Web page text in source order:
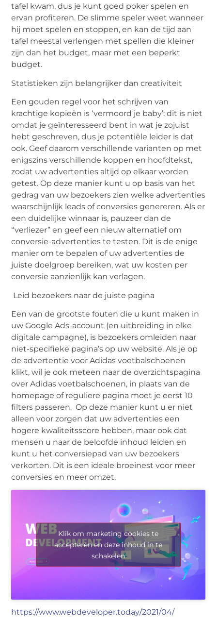
tafel kwam, dus je kunt goed poker spelen en
ervan profiteren. De slimme speler weet wanneer
hij moet spelen en stoppen, en kan de tijd aan
tafel meestal verlengen met spellen die kleiner
zijn dan het budget, maar met een beperkt
budget.
Statistieken zijn belangrijker dan creativiteit
Een gouden regel voor het schrijven van
krachtige kopieën is ‘vermoord je baby’: dit is niet
omdat je geïnteresseerd bent in wat je zojuist
hebt geschreven, dus je potentiële leider is dat
ook. Geef daarom verschillende varianten op met
enigszins verschillende koppen en hoofdtekst,
zodat uw advertenties altijd op elkaar worden
getest. Op deze manier kunt u op basis van het
gedrag van uw bezoekers zien welke advertenties
waarschijnlijk leads of conversies genereren. Als er
een duidelijke winnaar is, pauzeer dan de
“verliezer” en geef een nieuw alternatief om
conversie-advertenties te testen. Dit is de enige
manier om te bepalen of uw advertenties de
juiste doelgroep bereiken, wat uw kosten per
conversie aanzienlijk kan verlagen.
Leid bezoekers naar de juiste pagina
Een van de grootste fouten die u kunt maken in
uw Google Ads-account (en uitbreiding in elke
digitale campagne), is bezoekers omleiden naar
niet-specifieke pagina’s op uw website. Als je op
de advertentie voor Adidas voetbalschoenen
klikt, wil je ook meteen naar de overzichtspagina
over Adidas voetbalschoenen, in plaats van de
homepage of reguliere pagina moet je eerst 10
filters passeren. Op deze manier kunt u er niet
alleen voor zorgen dat uw advertenties een
hogere kwaliteitsscore hebben, maar ook dat
mensen u naar de beloofde inhoud leiden en
kunt u het conversiepad van uw bezoekers
verkorten. Dit is een ideale broeinest voor meer
conversies en meer omzet.
Klik om marketing cookies te
accepteren en deze inhoud in te
schakelen
https://www.webdeveloper.today/2021/04/